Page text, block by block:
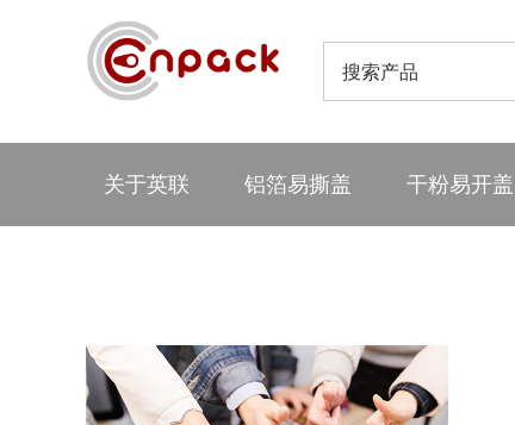
关于英联 铝箔易撕盖 干粉易开盖